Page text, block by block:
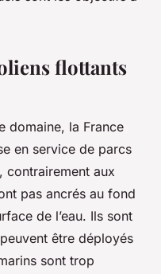
flottants
domaine, la France
en service de parcs
contrairement aux
pas ancrés au fond
de l’eau. Ils sont
être déployés
sont trop